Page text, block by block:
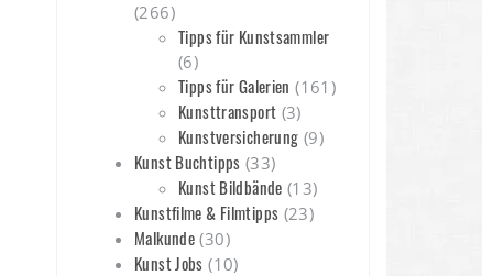
(266)
Tipps für Kunstsammler
(6)
Tipps für Galerien (161)
Kunsttransport (3)
Kunstversicherung (9)
Kunst Buchtipps (33)
Kunst Bildbände (13)
Kunstfilme & Filmtipps (23)
Malkunde (30)
Kunst Jobs (10)